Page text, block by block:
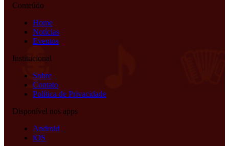
Conteúdo
Home
Notícias
Eventos
Institucional
Sobre
Contato
Política de Privacidade
Disponível nos apps
Android
iOS